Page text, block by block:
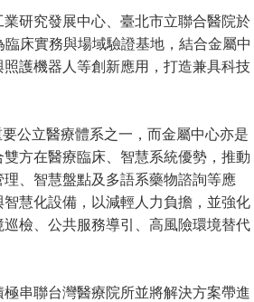
研究發展中心、臺北市立聯合醫院於
床實務與場域驗證基地，結合金屬中
護機器人等創新應用，打造兼具科技
公立醫療體系之一，而金屬中心亦是
方在醫療臨床、智慧系統優勢，推動
、智慧盤點及多語系藥物諮詢等應
慧化設備，以減輕人力負擔，並強化
檢、公共服務導引、高風險環境替代
串聯台灣醫療院所並將解決方案帶進